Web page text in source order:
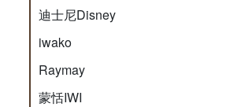
迪士尼Disney
iwako
Raymay
蒙恬IWI